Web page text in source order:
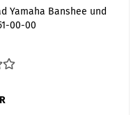
Yamaha Banshee und
00-00